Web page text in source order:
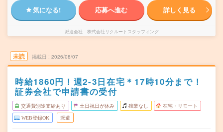
気になる! 応募へ進む 詳しく見る
派遣会社 株式会社リクルートスタッフィング
未読 掲載日 2026/08/07
時給1860円！週2-3日在宅＊17時10分まで！
証券会社で申請書の受付
交通費別途支給あり 土日祝日が休み 残業なし 在宅・リモート
WEB登録OK 派遣